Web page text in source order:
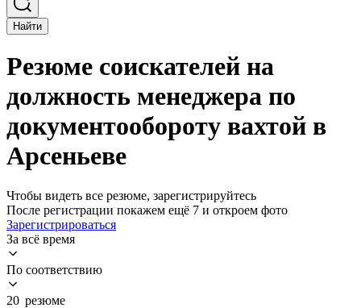
Найти
Резюме соискателей на
должность менеджера по
документообороту вахтой в
Арсеньеве
Чтобы видеть все резюме, зарегистрируйтесь
После регистрации покажем ещё 7 и откроем фото
Зарегистрироваться
За всё время
По соответствию
20 резюме